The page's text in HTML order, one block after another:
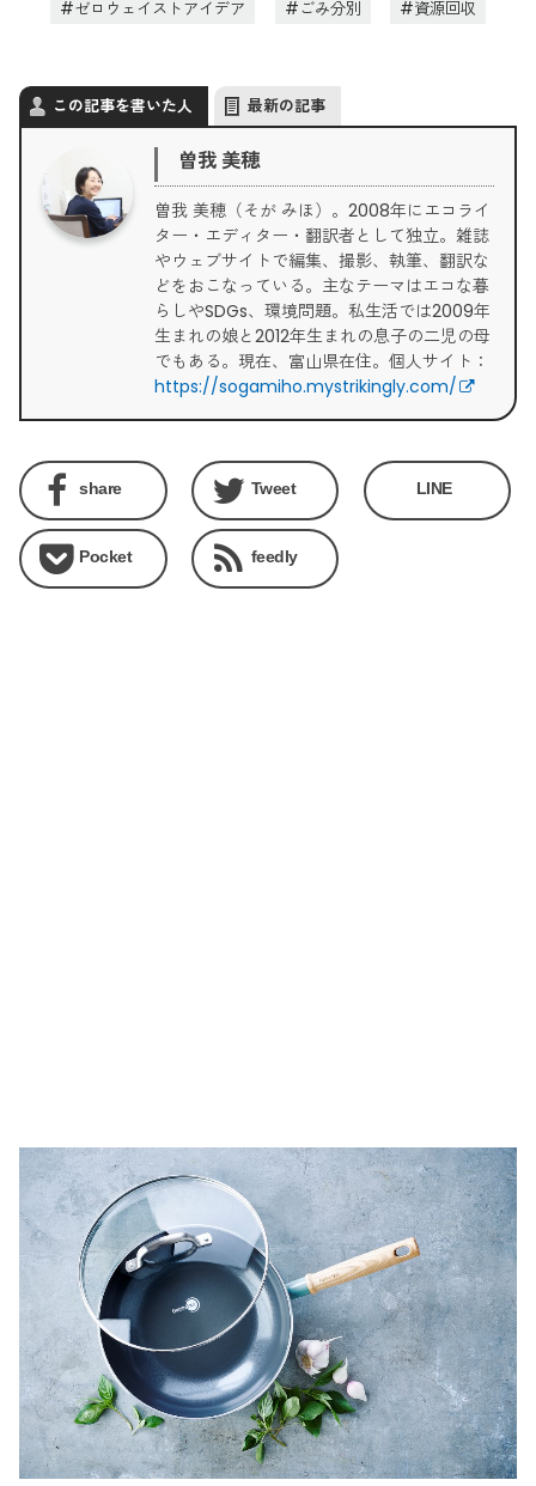
ゼロウェイストアイデア ごみ分別 資源回収
この記事を書いた人 最新の記事
曽我 美穂
曽我 美穂（そが みほ）。2008年にエコライ
ター・エディター・翻訳者として独立。雑誌
やウェブサイトで編集、撮影、執筆、翻訳な
どをおこなっている。主なテーマはエコな暮
らしやSDGs、環境問題。私生活では2009年
生まれの娘と2012年生まれの息子の二児の母
でもある。現在、富山県在住。個人サイト：
https://sogamiho.mystrikingly.com/
share Tweet LINE
Pocket feedly